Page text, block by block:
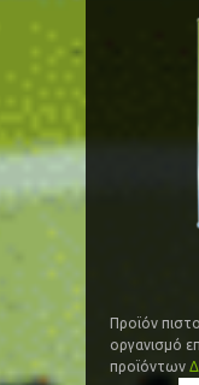
Προϊόν
οργανισμό
προϊόντων